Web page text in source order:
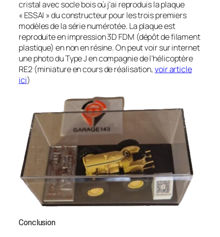
cristal avec socle bois où j’ai reproduis la plaque
« ESSAI » du constructeur pour les trois premiers
modèles de la série numérotée. La plaque est
reproduite en impression 3D FDM (dépôt de filament
plastique) en non en résine. On peut voir sur internet
une photo du Type J en compagnie de l’hélicoptère
RE2 (miniature en cours de réalisation,voir article
ici)
Conclusion